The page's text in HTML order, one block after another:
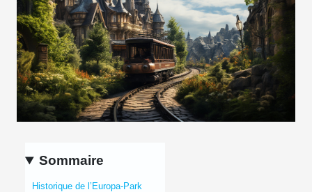
Sommaire
Historique de l’Europa-Park